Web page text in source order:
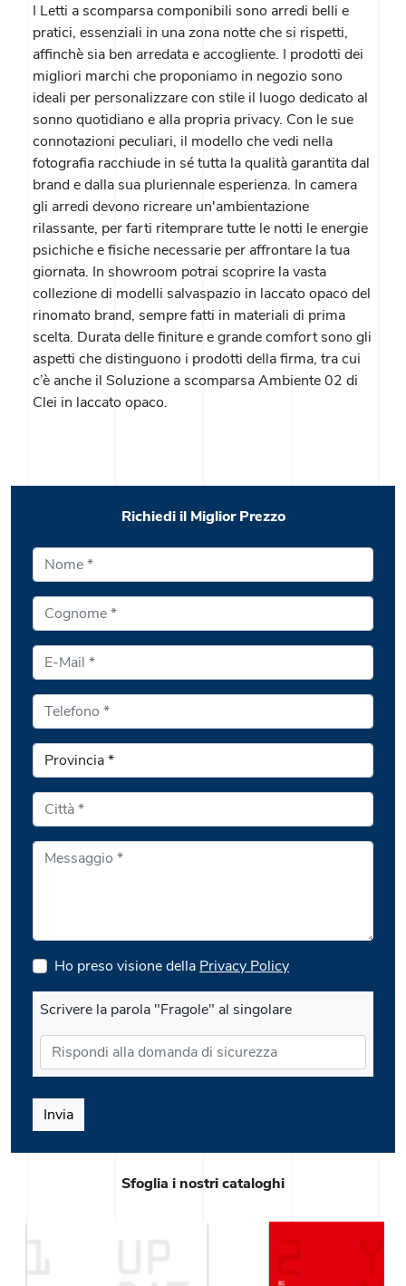
I Letti a scomparsa componibili sono arredi belli e
pratici, essenziali in una zona notte che si rispetti,
affinchè sia ben arredata e accogliente. I prodotti dei
migliori marchi che proponiamo in negozio sono
ideali per personalizzare con stile il luogo dedicato al
sonno quotidiano e alla propria privacy. Con le sue
connotazioni peculiari, il modello che vedi nella
fotografia racchiude in sé tutta la qualità garantita dal
brand e dalla sua pluriennale esperienza. In camera
gli arredi devono ricreare un'ambientazione
rilassante, per farti ritemprare tutte le notti le energie
psichiche e fisiche necessarie per affrontare la tua
giornata. In showroom potrai scoprire la vasta
collezione di modelli salvaspazio in laccato opaco del
rinomato brand, sempre fatti in materiali di prima
scelta. Durata delle finiture e grande comfort sono gli
aspetti che distinguono i prodotti della firma, tra cui
c’è anche il Soluzione a scomparsa Ambiente 02 di
Clei in laccato opaco.
Sfoglia i nostri cataloghi
Richiedi il Miglior Prezzo
Ho preso visione della Privacy Policy
Scrivere la parola "Fragole" al singolare
Invia